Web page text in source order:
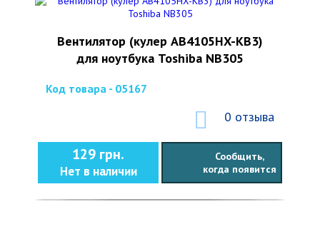
Вентилятор (кулер AB4105HX-KB3)
для ноутбука Toshiba NB305
Код товара - 05167
0 отзыва
129 грн.
Нет в наличии
Сообщить,
когда появится